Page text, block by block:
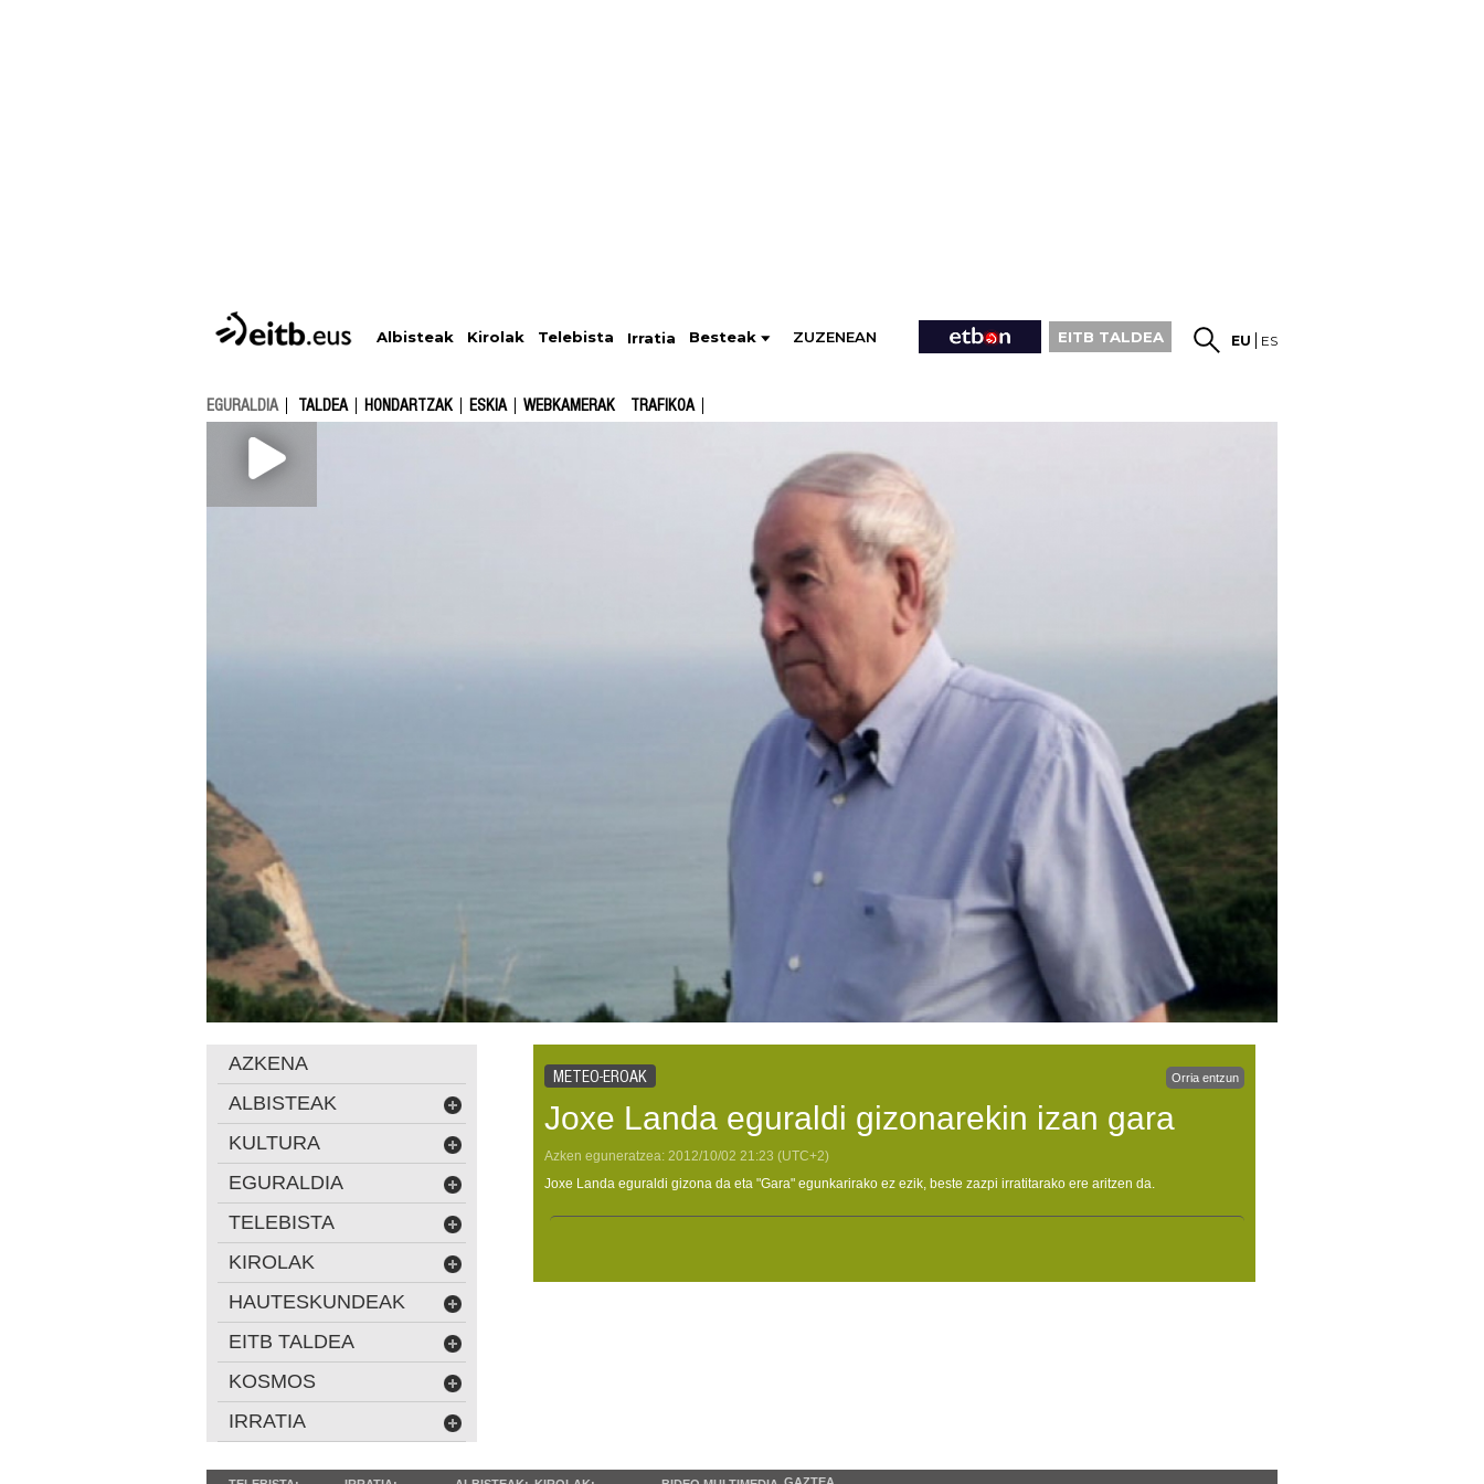
Albisteak Kirolak Telebista Irratia Besteak ZUZENEAN EITB TALDEA EU ES
EGURALDIA TALDEA HONDARTZAK ESKIA WEBKAMERAK TRAFIKOA
METEO-EROAK Orria entzun
Joxe Landa eguraldi gizonarekin izan gara
Azken eguneratzea: 2012/10/02 21:23 (UTC+2)
Joxe Landa eguraldi gizona da eta "Gara" egunkarirako ez ezik, beste zazpi irratitarako ere aritzen da.
AZKENA
ALBISTEAK
KULTURA
EGURALDIA
TELEBISTA
KIROLAK
HAUTESKUNDEAK
EITB TALDEA
KOSMOS
IRRATIA